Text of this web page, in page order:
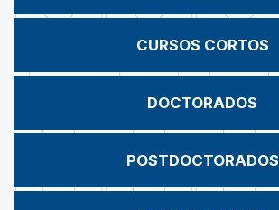
CURSOS CORTOS
DOCTORADOS
POSTDOCTORADOS